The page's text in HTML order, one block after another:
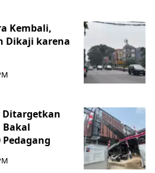
Kembali,
Dikaji karena
Ditargetkan
Bakal